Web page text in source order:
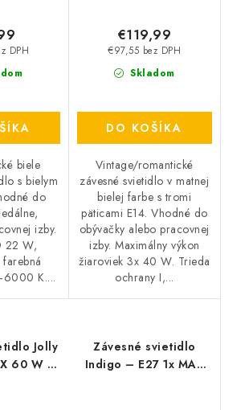
DPH
biele
s bielym
do
izby.
22 W,
farebná
K....
Skladom
€97,55 bez DPH
€119,99
DO KOŠÍKA
Vintage/romantické
závesné svietidlo v matnej
bielej farbe s tromi
päticami E14. Vhodné do
obývačky alebo pracovnej
izby. Maximálny výkon
žiaroviek 3x 40 W. Trieda
ochrany I,...
Jolly
60 W –
Závesné svietidlo
Indigo – E27 1x MAX